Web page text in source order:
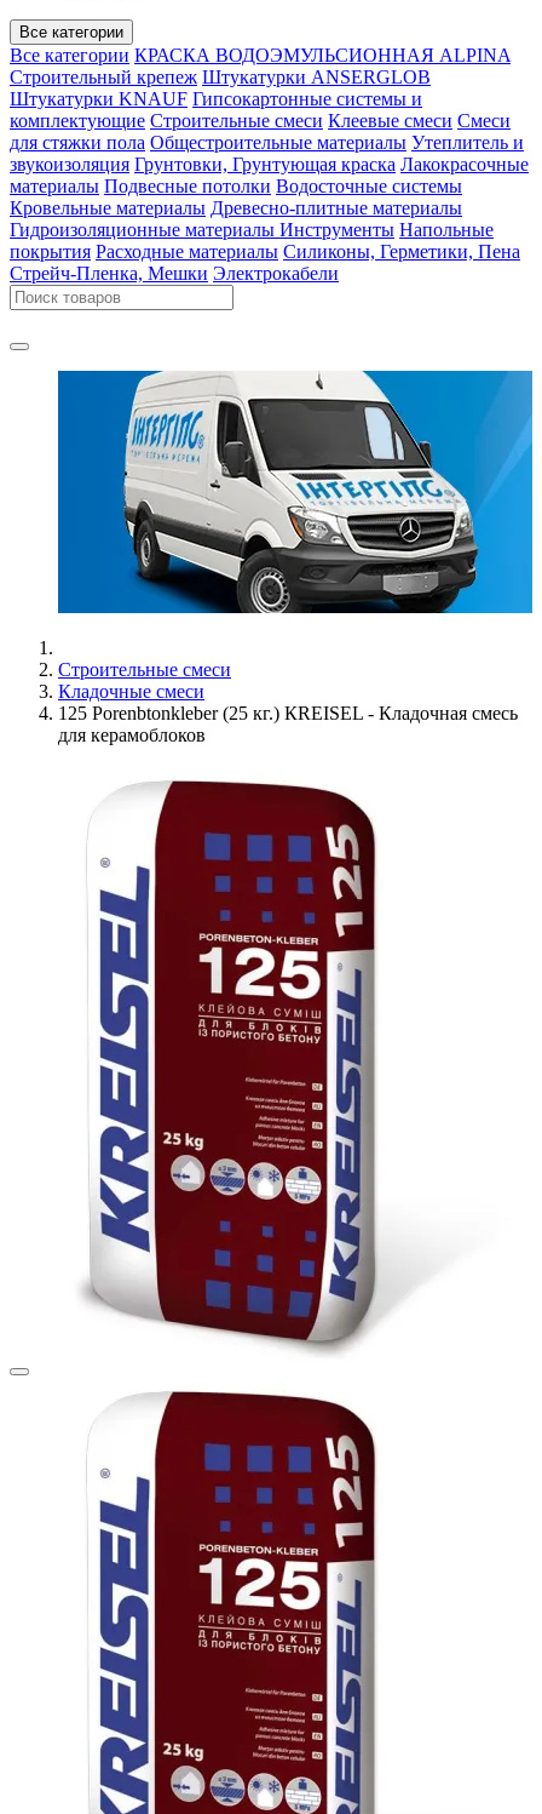
Все категории
Все категории КРАСКА ВОДОЭМУЛЬСИОННАЯ ALPINA
Строительный крепеж Штукатурки ANSERGLOB
Штукатурки KNAUF Гипсокартонные системы и
комплектующие Строительные смеси Клеевые смеси Смеси
для стяжки пола Общестроительные материалы Утеплитель и
звукоизоляция Грунтовки, Грунтующая краска Лакокрасочные
материалы Подвесные потолки Водосточные системы
Кровельные материалы Древесно-плитные материалы
Гидроизоляционные материалы Инструменты Напольные
покрытия Расходные материалы Силиконы, Герметики, Пена
Стрейч-Пленка, Мешки Электрокабели
Строительные смеси
Кладочные смеси
125 Porenbtonkleber (25 кг.) КREISEL - Кладочная смесь
для керамоблоков